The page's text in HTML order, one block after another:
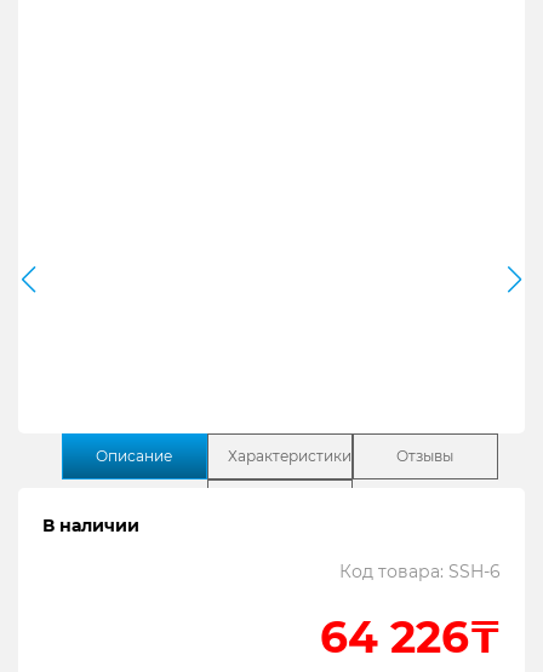
Описание Характеристики Отзывы
Микрофонный капсюль Zoom SSH-6
В наличии
Код товара: SSH-6
64 226₸